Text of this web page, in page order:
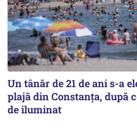
Un tânăr de 21 de ani s-a
plajă din Constanța, după
de iluminat